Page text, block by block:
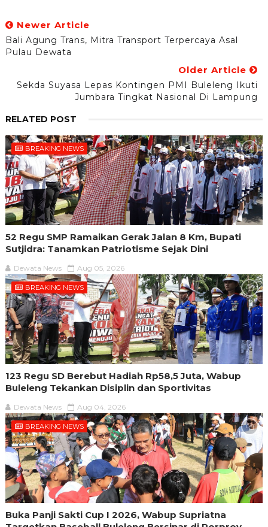
Newer Article
Bali Agung Trans, Mitra Transport Terpercaya Asal
Pulau Dewata
Older Article
Sekda Suyasa Lepas Kontingen PMI Buleleng Ikuti
Jumbara Tingkat Nasional Di Lampung
RELATED POST
BREAKING NEWS
52 Regu SMP Ramaikan Gerak Jalan 8 Km, Bupati
Sutjidra: Tanamkan Patriotisme Sejak Dini
Dewata News Aug 05, 2026
BREAKING NEWS
123 Regu SD Berebut Hadiah Rp58,5 Juta, Wabup
Buleleng Tekankan Disiplin dan Sportivitas
Dewata News Aug 04, 2026
BREAKING NEWS
Buka Panji Sakti Cup I 2026, Wabup Supriatna